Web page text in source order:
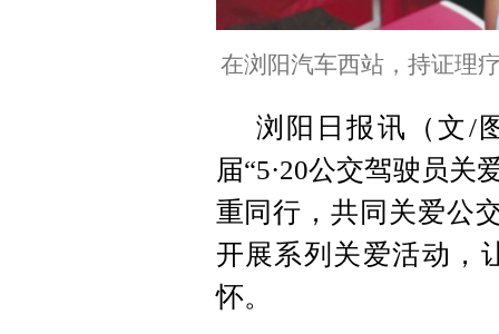
在浏阳汽车西站，持证理
浏阳日报讯（文/
届“5·20公交驾驶员关
重同行，共同关爱公
开展系列关爱活动，
怀。